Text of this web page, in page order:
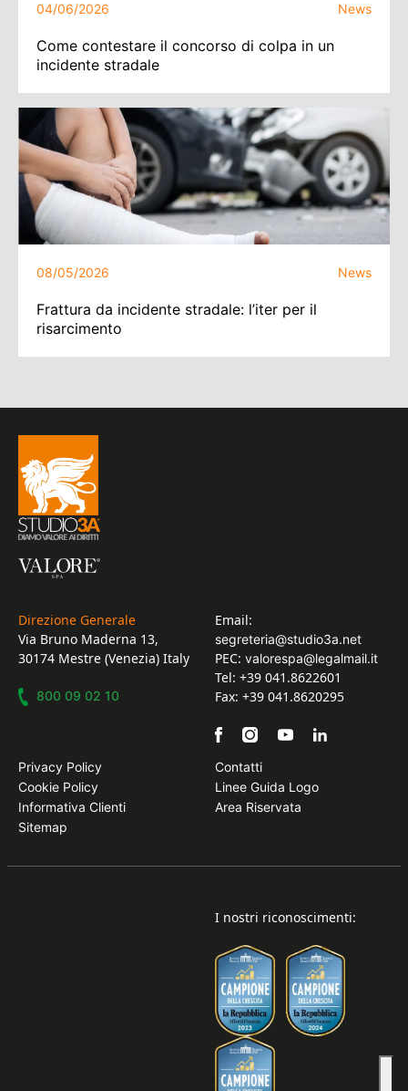
04/06/2026 News
Come contestare il concorso di colpa in un
incidente stradale
08/05/2026 News
Frattura da incidente stradale: l’iter per il
risarcimento
Direzione Generale
Via Bruno Maderna 13,
30174 Mestre (Venezia) Italy
800 09 02 10
Email:
segreteria@studio3a.net
PEC: valorespa@legalmail.it
Tel: +39 041.8622601
Fax: +39 041.8620295
Privacy Policy
Cookie Policy
Informativa Clienti
Sitemap
Contatti
Linee Guida Logo
Area Riservata
I nostri riconoscimenti: